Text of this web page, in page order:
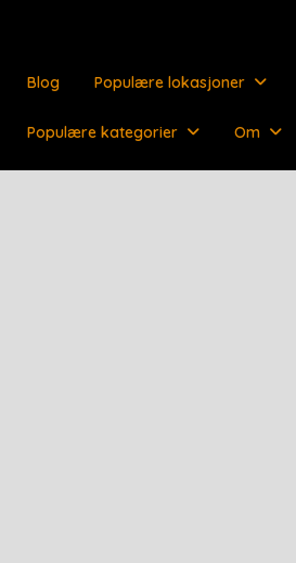
Blog Populære lokasjoner
Populære kategorier Om